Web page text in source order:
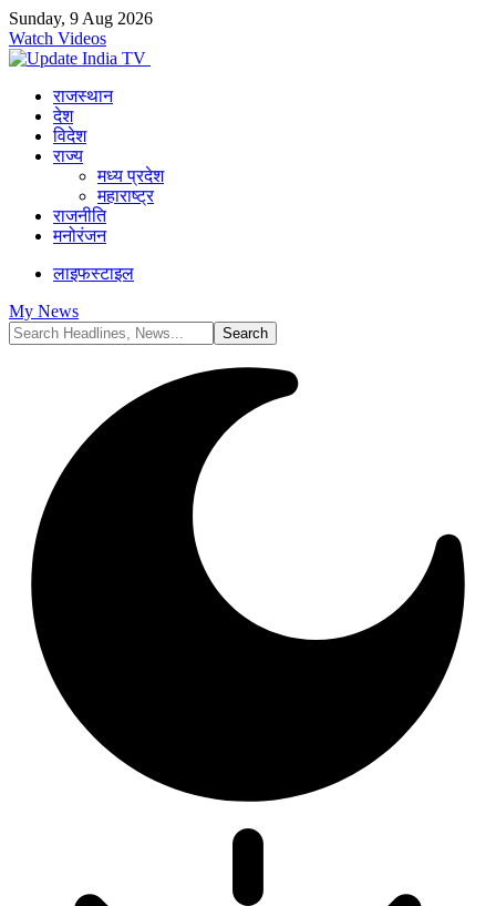
Sunday, 9 Aug 2026
Watch Videos
राजस्थान
देश
विदेश
राज्य
मध्य प्रदेश
महाराष्ट्र
राजनीति
मनोरंजन
लाइफस्टाइल
My News